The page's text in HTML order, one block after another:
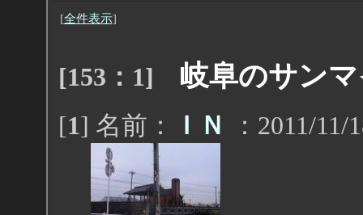
[全件表示]
[153：1] 岐阜のサン
[1] 名前： ＩＮ ：2011/